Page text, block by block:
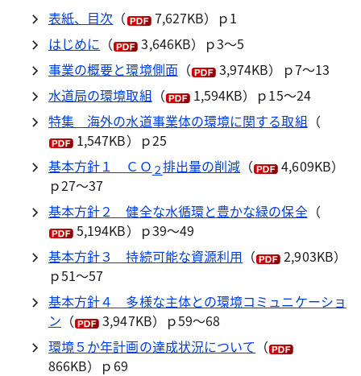
表紙、目次 （
7,627KB）ｐ1
はじめに （
3,646KB）ｐ3～5
事業の概要と環境側面 （
3,974KB）ｐ7～13
水道局の環境取組 （
1,594KB）ｐ15～24
特集 海外の水道事業体の環境に関する取組 （
1,547KB）ｐ25
基本方針１ ＣＯ２排出量の削減 （
4,609KB）
ｐ27～37
基本方針２ 健全な水循環と豊かな緑の保全（
5,194KB）ｐ39～49
基本方針３ 持続可能な資源利用 （
2,903KB）
ｐ51～57
基本方針４ 多様な主体との環境コミュニケーショ
ン （
3,947KB）ｐ59～68
環境５か年計画の達成状況について （
866KB）ｐ69